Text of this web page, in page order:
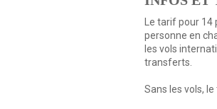
Le tarif pour 14
personne en
les vols
transferts.
Sans les vols,